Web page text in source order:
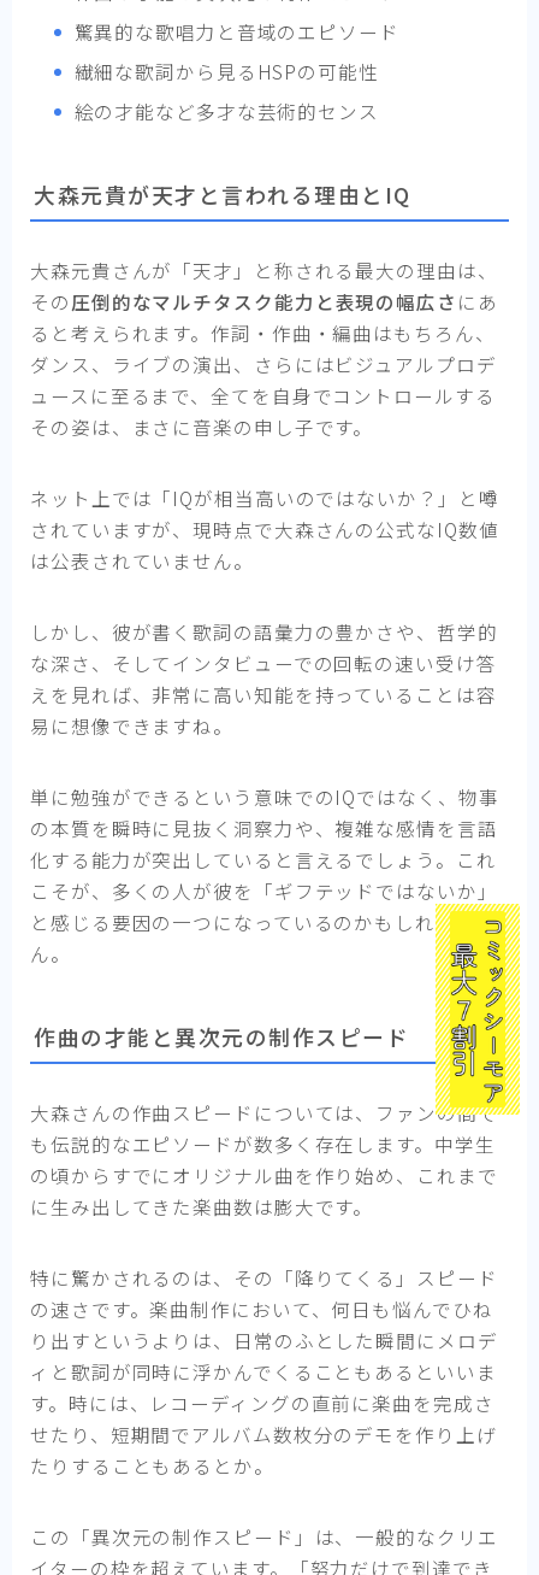
驚異的な歌唱力と音域のエピソード
繊細な歌詞から見るHSPの可能性
絵の才能など多才な芸術的センス
大森元貴が天才と言われる理由とIQ
大森元貴さんが「天才」と称される最大の理由は、
その圧倒的なマルチタスク能力と表現の幅広さ にあ
ると考えられます。作詞・作曲・編曲はもちろん、
ダンス、ライブの演出、さらにはビジュアルプロデ
ュースに至るまで、全てを自身でコントロールする
その姿は、まさに音楽の申し子です。
ネット上では「IQが相当高いのではないか？」と噂
されていますが、現時点で大森さんの公式なIQ数値
は公表されていません。
しかし、彼が書く歌詞の語彙力の豊かさや、哲学的
な深さ、そしてインタビューでの回転の速い受け答
えを見れば、非常に高い知能を持っていることは容
易に想像できますね。
単に勉強ができるという意味でのIQではなく、物事
の本質を瞬時に見抜く洞察力や、複雑な感情を言語
化する能力が突出していると言えるでしょう。これ
こそが、多くの人が彼を「ギフテッドではないか」
と感じる要因の一つになっているのかもしれませ
ん。
作曲の才能と異次元の制作スピード
大森さんの作曲スピードについては、ファンの間で
も伝説的なエピソードが数多く存在します。中学生
の頃からすでにオリジナル曲を作り始め、これまで
に生み出してきた楽曲数は膨大です。
特に驚かされるのは、その「降りてくる」スピード
の速さです。楽曲制作において、何日も悩んでひね
り出すというよりは、日常のふとした瞬間にメロデ
ィと歌詞が同時に浮かんでくることもあるといいま
す。時には、レコーディングの直前に楽曲を完成さ
せたり、短期間でアルバム数枚分のデモを作り上げ
たりすることもあるとか。
この「異次元の制作スピード」は、一般的なクリエ
イターの枠を超えています。「努力だけで到達でき